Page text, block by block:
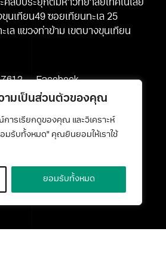
ามเป็นส่วนตัวของคุณ
ารเรียกดูของคุณ และวิเคราะห์
มรับทั้งหมด" คุณยินยอมให้เราใช้
ยอมรับทั้งหมด
ศิลปประยุกต์มหาวิทยาลัยเทคโนโลยี
นเทียน49 ซอยเทียนทะเล 25
ล แขวงท่าข้าม เขตบางขุนเทียน
Facebook
Youtube